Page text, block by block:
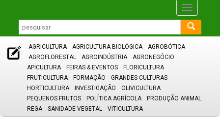
Toggle
AGRICULTURA AGRICULTURA BIOLÓGICA
AGROBÓTICA
AGROFLORESTAL
AGROINDÚSTRIA
AGRONEGÓCIO
APICULTURA
FEIRAS & EVENTOS
FLORICULTURA
FRUTICULTURA
FORMAÇÃO
GRANDES CULTURAS
HORTICULTURA
INVESTIGAÇÃO
OLIVICULTURA
PEQUENOS FRUTOS
POLÍTICA AGRÍCOLA
PRODUÇÃO ANIMAL
REGA
SANIDADE VEGETAL VITICULTURA